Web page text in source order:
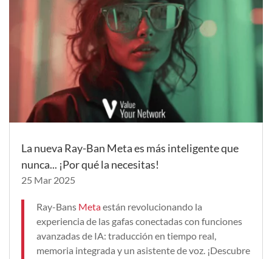
La nueva Ray-Ban Meta es más inteligente que
nunca... ¡Por qué la necesitas!
25 Mar 2025
Ray-Bans Metaestán revolucionando la
experiencia de las gafas conectadas con funciones
avanzadas de IA: traducción en tiempo real,
memoria integrada y un asistente de voz. ¡Descubre